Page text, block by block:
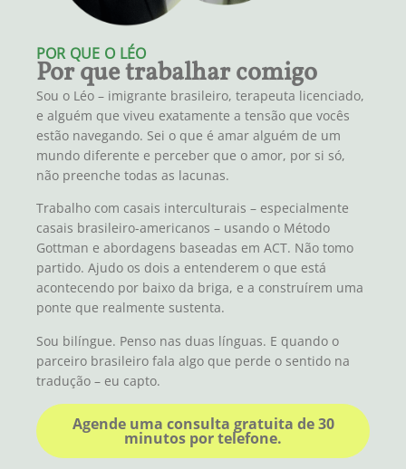
POR QUE O LÉO
Por que trabalhar comigo
Sou o Léo – imigrante brasileiro, terapeuta licenciado,
e alguém que viveu exatamente a tensão que vocês
estão navegando. Sei o que é amar alguém de um
mundo diferente e perceber que o amor, por si só,
não preenche todas as lacunas.
Trabalho com casais interculturais – especialmente
casais brasileiro-americanos – usando o Método
Gottman e abordagens baseadas em ACT. Não tomo
partido. Ajudo os dois a entenderem o que está
acontecendo por baixo da briga, e a construírem uma
ponte que realmente sustenta.
Sou bilíngue. Penso nas duas línguas. E quando o
parceiro brasileiro fala algo que perde o sentido na
tradução – eu capto.
Agende uma consulta gratuita de 30
minutos por telefone.